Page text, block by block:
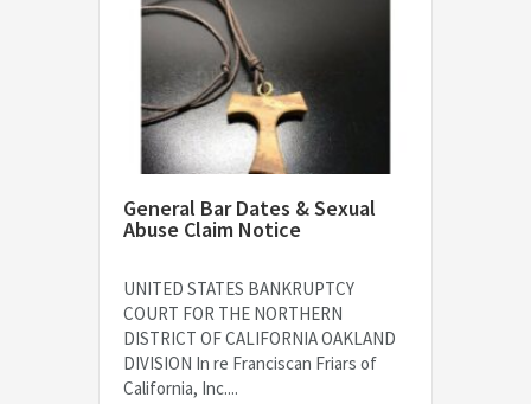
General Bar Dates & Sexual
Abuse Claim Notice
UNITED STATES BANKRUPTCY
COURT FOR THE NORTHERN
DISTRICT OF CALIFORNIA OAKLAND
DIVISION In re Franciscan Friars of
California, Inc....